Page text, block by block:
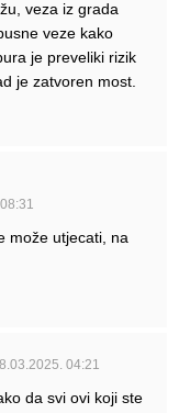
veza iz grada
veze kako
je preveliki rizik
je zatvoren most.
može utjecati, na
04:21
da svi ovi koji ste